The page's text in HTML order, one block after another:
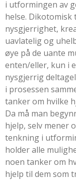
i utformingen av
helse.
nysgjerrighet,
uavlatelig og
øye på de uante
enten/eller, kun i
nysgjerrig
i prosessen
tanker om hvilke
Da må man
hjelp, selv mener
tenkning i
holder alle
noen tanker om
hjelp til dem som